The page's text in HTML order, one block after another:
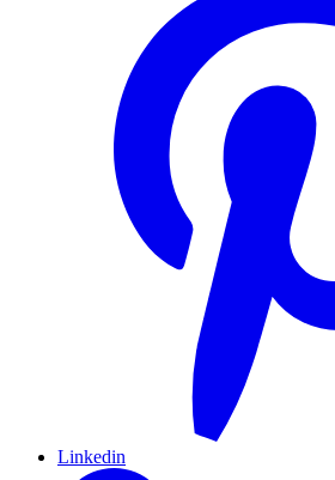
Linkedin